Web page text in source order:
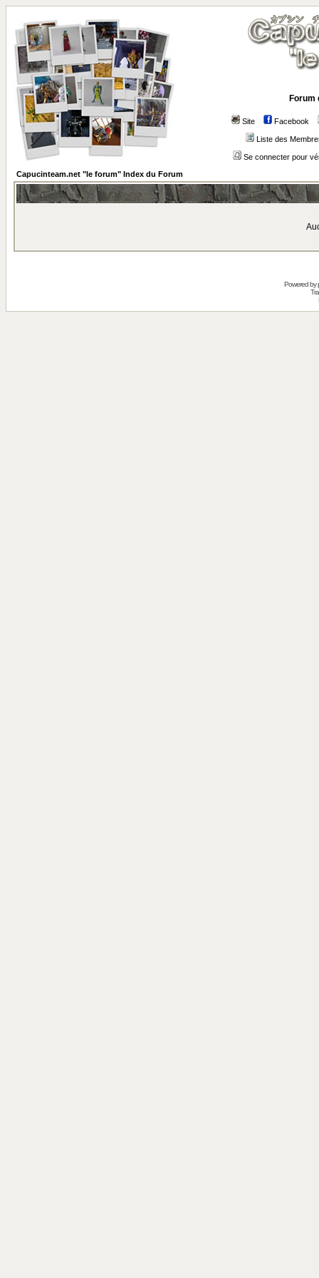
Forum
Site Facebook
Liste des
Se connecter pour
Capucinteam.net "le forum" Index du Forum
Powered by